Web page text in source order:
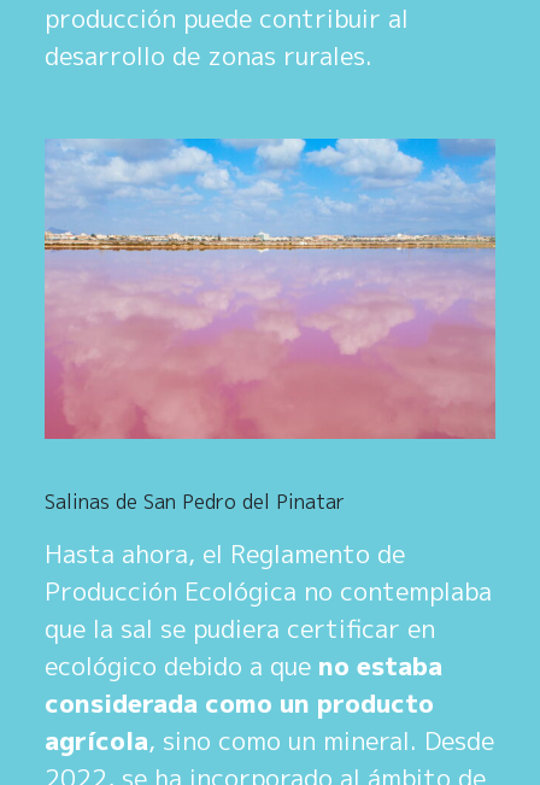
producción puede contribuir al
desarrollo de zonas rurales.
Salinas de San Pedro del Pinatar
Hasta ahora, el Reglamento de
Producción Ecológica no contemplaba
que la sal se pudiera certificar en
ecológico debido a que no estaba
considerada como un producto
agrícola, sino como un mineral. Desde
2022, se ha incorporado al ámbito de